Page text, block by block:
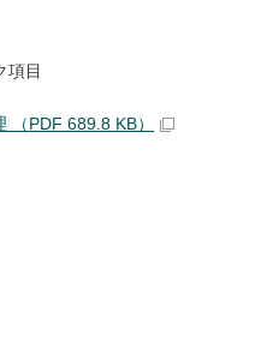
項目
PDF 689.8 KB）